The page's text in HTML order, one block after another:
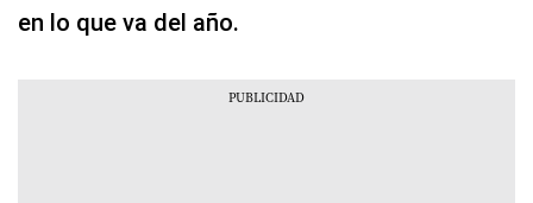
en lo que va del año.